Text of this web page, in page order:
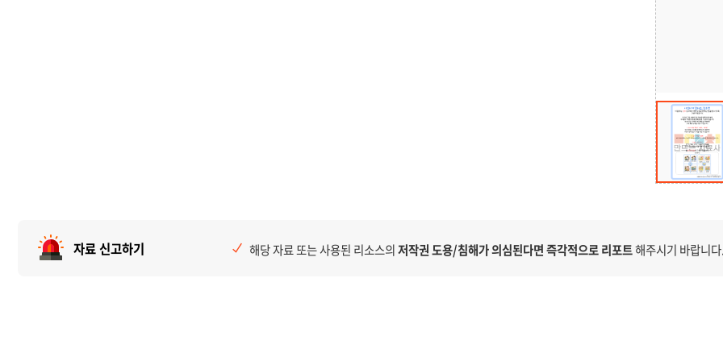
자료 신고하기 해당 자료 또는 사용된 리소스의저작권 도용/침해가 의심된다면 즉각적으로 리포트해주시기 바랍니